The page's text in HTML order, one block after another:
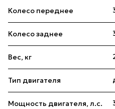
Колесо переднее
Колесо заднее
Вес, кг
Тип двигателя
Мощность двигателя, л.с.